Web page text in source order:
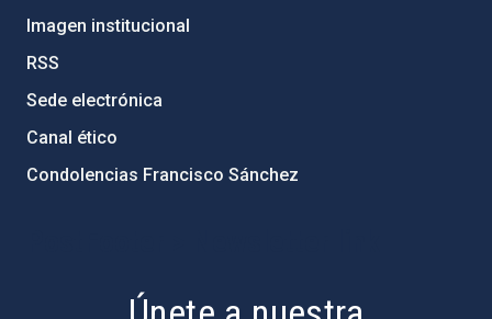
Imagen institucional
RSS
Sede electrónica
Canal ético
Condolencias Francisco Sánchez